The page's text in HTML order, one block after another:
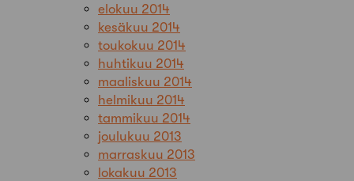
elokuu 2014
kesäkuu 2014
toukokuu 2014
huhtikuu 2014
maaliskuu 2014
helmikuu 2014
tammikuu 2014
joulukuu 2013
marraskuu 2013
lokakuu 2013